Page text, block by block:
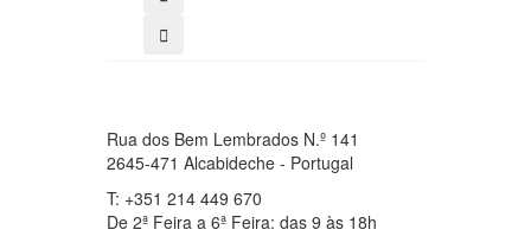
Rua dos Bem Lembrados N.º 141
2645-471 Alcabideche - Portugal
T: +351 214 449 670
De 2ª Feira a 6ª Feira: das 9 às 18h